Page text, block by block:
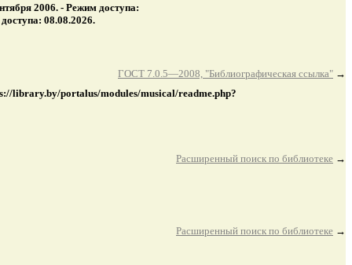
2006. - Режим доступа:
08.08.2026.
ГОСТ 7.0.5—2008, "Библиографическая ссылка" →
library.by/portalus/modules/musical/readme.php?
Расширенный поиск по библиотеке →
Расширенный поиск по библиотеке →